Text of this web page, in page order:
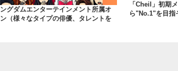
グダムエンターテインメント所属オ
（様々なタイプの俳優、タレントを
「Cheil」初期
ら"No.1"を目指